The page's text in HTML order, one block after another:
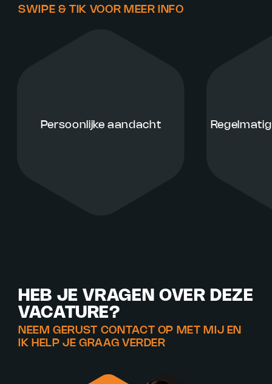
SWIPE & TIK VOOR MEER INFO
Persoonlijke aandacht
HEB JE VRAGEN OVER DEZE
VACATURE?
NEEM GERUST CONTACT OP MET MIJ EN
IK HELP JE GRAAG VERDER